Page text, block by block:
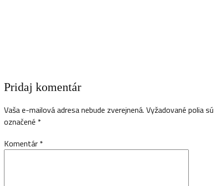
Pridaj komentár
Vaša e-mailová adresa nebude zverejnená. Vyžadované polia sú
označené *
Komentár *